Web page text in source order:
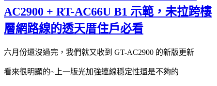
AC2900 + RT-AC66U B1 示範，未拉跨樓
層網路線的透天厝住戶必看
六月份還沒過完，我們就又收到 GT-AC2900 的新版更新
看來很明顯的~上一版光加強連線穩定性還是不夠的